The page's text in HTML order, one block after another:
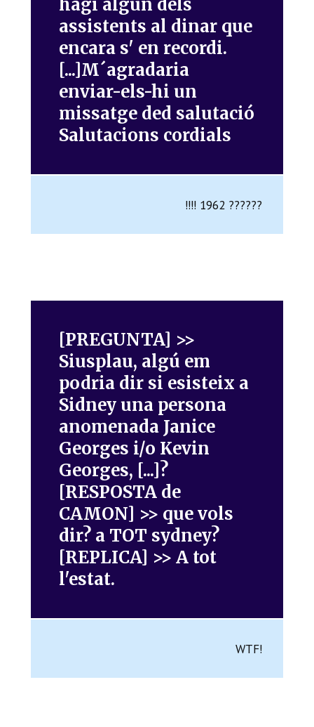
hagi algun dels
assistents al dinar que
encara s' en recordi.
[...]M´agradaria
enviar-els-hi un
missatge ded salutació
Salutacions cordials
!!!! 1962 ??????
[PREGUNTA] >>
Siusplau, algú em
podria dir si esisteix a
Sidney una persona
anomenada Janice
Georges i/o Kevin
Georges, [...]?
[RESPOSTA de
CAMON] >> que vols
dir? a TOT sydney?
[REPLICA] >> A tot
l'estat.
WTF!